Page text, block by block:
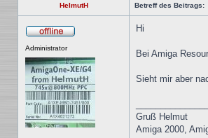
HelmutH
Betreff des Beitrags:
Administrator
Hi
Bei Amiga
Sieht mir aber
Gruß Helmut
Amiga 2000,